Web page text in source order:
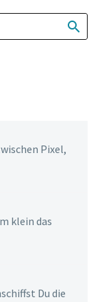
Pixel,
klein das
Du die